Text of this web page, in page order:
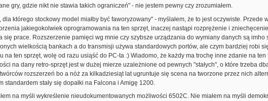
gry, gdzie nikt nie stawia takich ograniczeń" - nie jestem pewny czy zrozumiałem.
którego stockowy model miałby być faworyzowany" - myślałem, że to jest oczywiste. Przede
jakiegokolwiek oprogramowania na ten sprzęt, inaczej nastąpi rozprężenie i
się prace. Rozszerzenie pamięci wg mnie czy szybsze urządzania do wymiany danych są imho
wielkością bankach a do transmisji używa standardowych portów, ale czym bardziej robi
na ten sprzęt, wolę od razu usiąść do PC-ta :) Wiadomo, że każdy ma trochę inne zdanie na
na dany retro-sprzęt jest w dużej mierze uzależnione od pewnych "stałych", o które trzeba
rozszerzeń bo a nóż za kilkadziesiąt lat ugruntuje się scena na tworzone przez nich
standardem stały się dopałki na Falcona i Amigę 1200.
na myśli wykreślenie nieudokumentowanych możliwości 6502C. Nie miałem na myśli